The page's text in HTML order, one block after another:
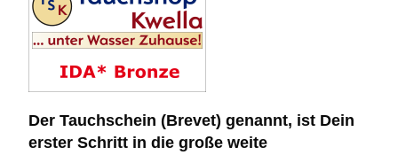
Der Tauchschein (Brevet) genannt, ist Dein
erster Schritt in die große weite